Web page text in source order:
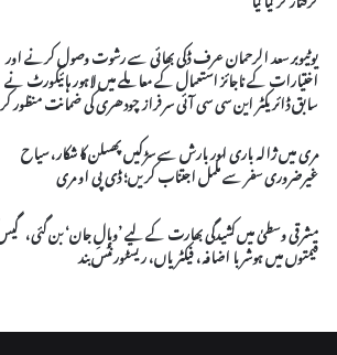
یوٹیوبر سعد الرحمان عرف ڈکی بھائی سے رشوت وصول کرنے اور
اختیارات کے ناجائز استعمال کے معاملے میں لاہور ہائیکورٹ نے
سابق ڈائریکٹر این سی سی آئی سرفراز چودھری کی ضمانت منظور
مری میں ژالہ باری اور بارش سے سڑکیں پھسلن کا شکار، سیاح
غیرضروری سفر سے مکمل اجتناب کریں؛ ڈی پی او مری
مشرقی وسطیٰ میں کشیدگی بھارت کے لیے ’وبالِ جان‘ بن گئی،
قیمتوں میں ہوشربا اضافہ، فیکٹریاں، ریسٹورنٹس بند